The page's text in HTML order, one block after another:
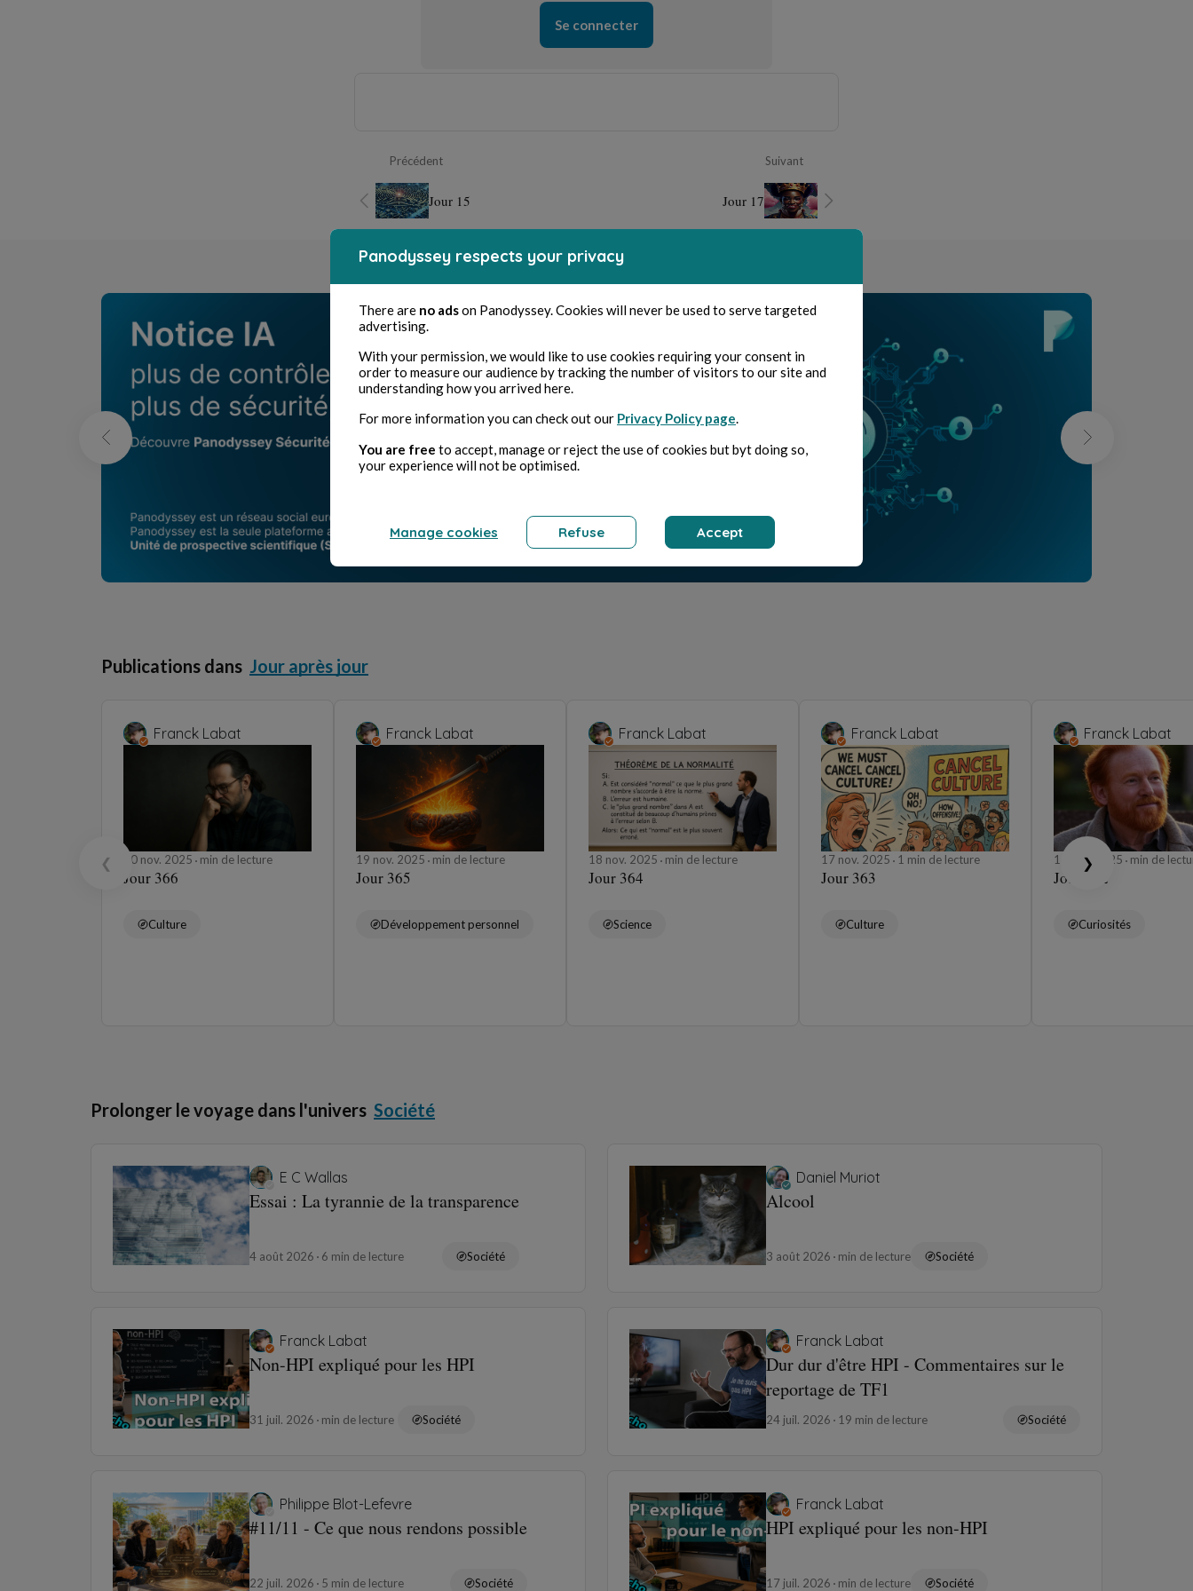
Se connecter
Précédent
Jour 15
Suivant
Jour 17
Publications dans Jour après jour
❮
Franck Labat
20 nov. 2025 min de lecture
Jour 366
Culture
Franck Labat
19 nov. 2025 min de lecture
Jour 365
Développement personnel
Franck Labat
18 nov. 2025 min de lecture
Jour 364
Science
Franck Labat
17 nov. 2025 1 min de lecture
Jour 363
Culture
Franck Labat
16 nov. 2025 min de
Jour 362
Curiosités
❯
Prolonger le voyage dans l'univers Société
E C Wallas
Essai : La tyrannie de la transparence
4 août 2026 6 min de lecture Société
Daniel Muriot
Alcool
3 août 2026 min de lecture Société
Franck Labat
Non-HPI expliqué pour les HPI
31 juil. 2026 min de lecture Société
Franck Labat
Dur dur d'être HPI - Commentaires sur le
reportage de TF1
24 juil. 2026 19 min de lecture Société
Philippe Blot-Lefevre
#11/11 - Ce que nous rendons possible
22 juil. 2026 5 min de lecture Société
Franck Labat
HPI expliqué pour les non-HPI
17 juil. 2026 min de lecture Société
Panodyssey respects your privacy
There are no adson Panodyssey. Cookies will never be used to serve targeted
advertising.
With your permission, we would like to use cookies requiring your consent in
order to measure our audience by tracking the number of visitors to our site and
understanding how you arrived here.
For more information you can check out our Privacy Policy page.
You are free to accept, manage or reject the use of cookies but byt doing so,
your experience will not be optimised.
Manage cookies Refuse Accept